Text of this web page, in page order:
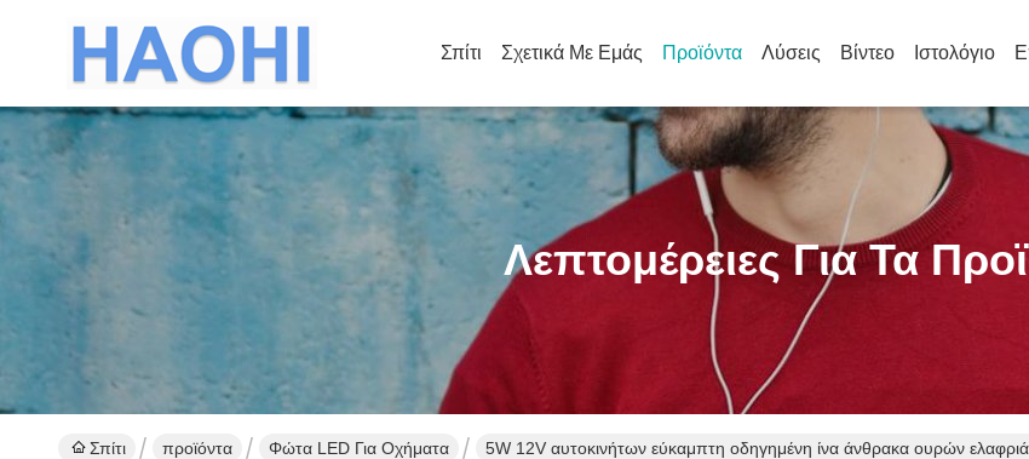
Σπίτι Σχετικά Με Εμάς Προϊόντα Λύσεις Βίντεο Ιστολόγιο
Λεπτομέρειες Για Τα
Σπίτι προϊόντα Φώτα LED Για Οχήματα 5W 12V αυτοκινήτων εύκαμπτη οδηγημένη ίνα άνθρακα ουρών